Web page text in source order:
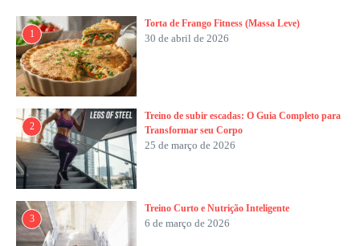
1
Torta de Frango Fitness (Massa Leve)
30 de abril de 2026
2
Treino de subir escadas: O Guia Completo para
Transformar seu Corpo
25 de março de 2026
3
Treino Curto e Nutrição Inteligente
6 de março de 2026